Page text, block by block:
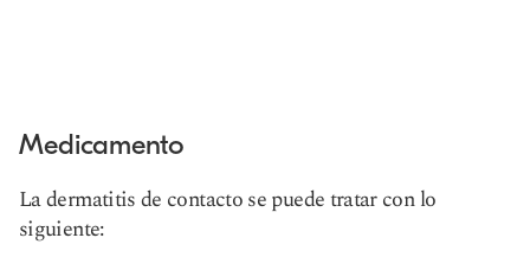
Medicamento
La dermatitis de contacto se puede tratar con lo
siguiente: